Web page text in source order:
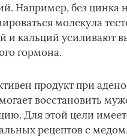
Например, без цинка
молекула
и кальций усиливают
гормона.
продукт при
восстановить
Для этой цели
рецептов с